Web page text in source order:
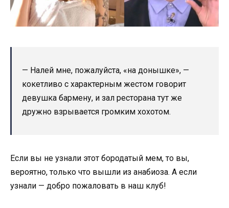
— Налей мне, пожалуйста, «на донышке», —
кокетливо с характерным жестом говорит
девушка бармену, и зал ресторана тут же
дружно взрывается громким хохотом.
Если вы не узнали этот бородатый мем, то вы,
вероятно, только что вышли из анабиоза. А если
узнали — добро пожаловать в наш клуб!